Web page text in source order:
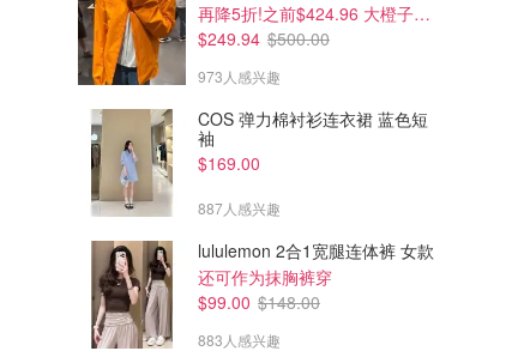
再降5折!之前$424.96 大橙子好显白 蹲补
$249.94 $500.00
973人感兴趣
COS 弹力棉衬衫连衣裙 蓝色短
袖
$169.00
887人感兴趣
lululemon 2合1宽腿连体裤 女款
还可作为抹胸裤穿
$99.00 $148.00
883人感兴趣